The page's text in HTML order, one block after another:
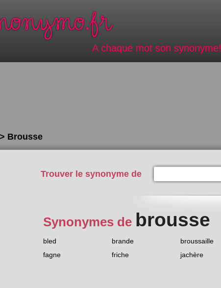
A chaque mot son synonyme!
Brousse
Trouver le synonyme de
Synonymes de brousse
bled brande broussaille
fagne
friche jachère